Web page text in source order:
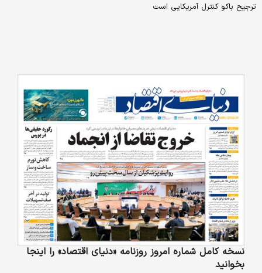
ترجیح باکو کنترل آمریکایی است
نسخه کامل شماره امروز روزنامه «دنیای‌ اقتصاد» را اینجا
بخوانید